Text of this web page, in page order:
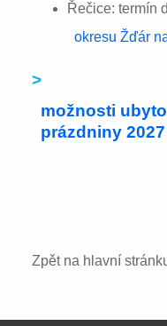
Řečice: termín
okresu Žďár
>
možnosti
prázdniny 2027
Zpět na hlavní